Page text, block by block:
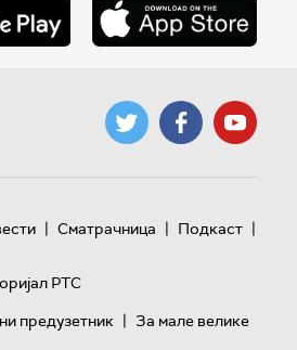
| Сматрачница | Подкаст |
РТС
предузетник | За мале велике